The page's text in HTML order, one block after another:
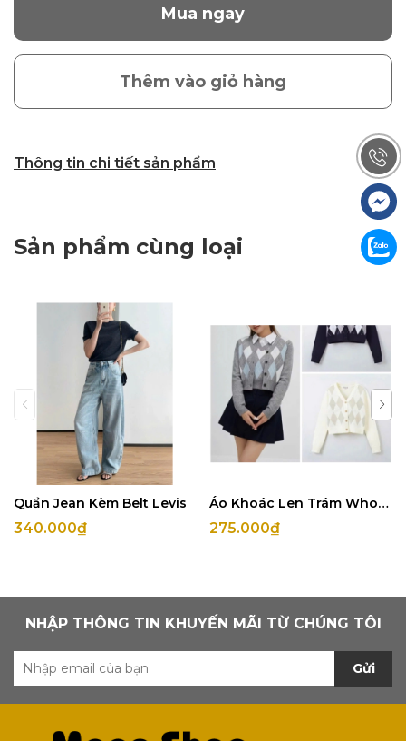
Mua ngay
Thêm vào giỏ hàng
Thông tin chi tiết sản phẩm
Sản phẩm cùng loại
Quần Jean Kèm Belt Levis
340.000₫
Áo Khoác Len Trám Whoau
275.000₫
NHẬP THÔNG TIN KHUYẾN MÃI TỪ CHÚNG TÔI
Gửi